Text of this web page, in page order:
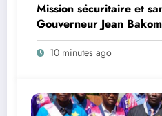
Mission sécuritaire et
Gouverneur Jean
vendredi
10 minutes ago